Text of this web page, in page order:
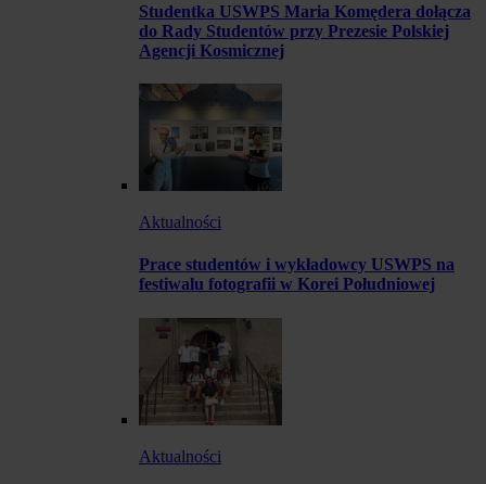
Studentka USWPS Maria Komędera dołącza
do Rady Studentów przy Prezesie Polskiej
Agencji Kosmicznej
Aktualności
Prace studentów i wykładowcy USWPS na
festiwalu fotografii w Korei Południowej
Aktualności